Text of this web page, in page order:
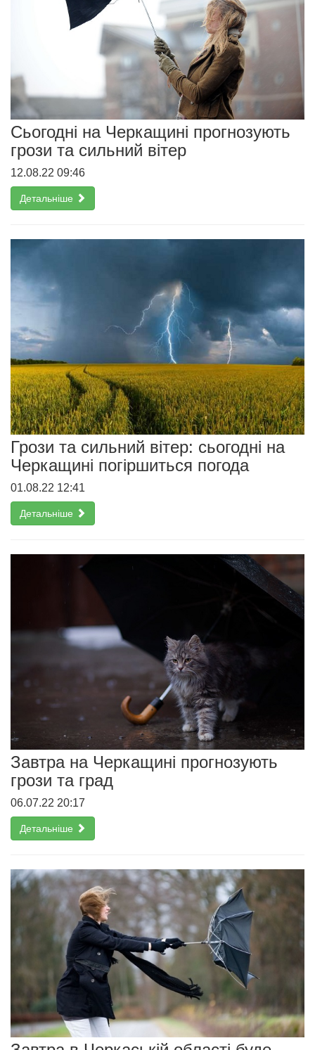
Сьогодні на Черкащині прогнозують
грози та сильний вітер
12.08.22 09:46
Детальніше
Грози та сильний вітер: сьогодні на
Черкащині погіршиться погода
01.08.22 12:41
Детальніше
Завтра на Черкащині прогнозують
грози та град
06.07.22 20:17
Детальніше